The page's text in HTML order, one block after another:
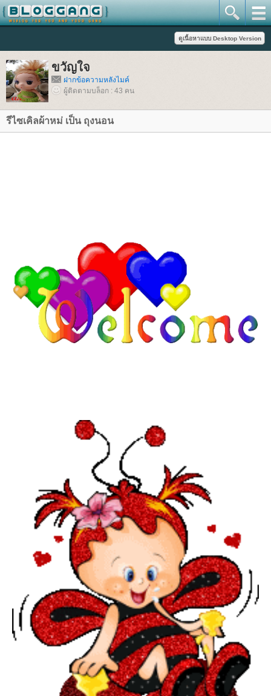
ขวัญใจ
ฝากข้อความหลังไมค์
ผู้ติดตามบล็อก : 43 คน
รีไซเคิลผ้าหม่ เป็น ถุงนอน